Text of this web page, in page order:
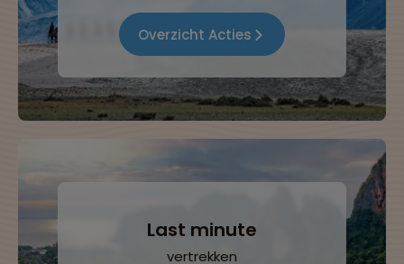
Overzicht Acties
Last minute
vertrekken